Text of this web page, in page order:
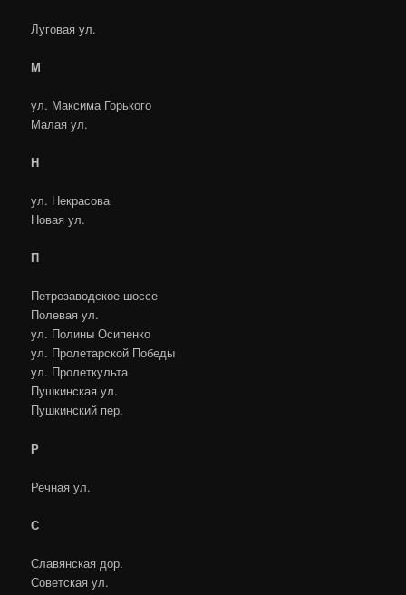
Луговая ул.
М
ул. Максима Горького
Малая ул.
Н
ул. Некрасова
Новая ул.
П
Петрозаводское шоссе
Полевая ул.
ул. Полины Осипенко
ул. Пролетарской Победы
ул. Пролеткульта
Пушкинская ул.
Пушкинский пер.
Р
Речная ул.
С
Славянская дор.
Советская ул.